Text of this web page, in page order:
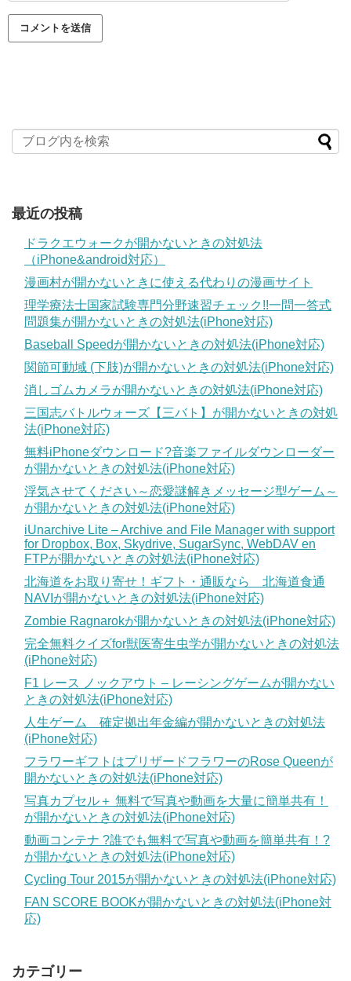
最近の投稿
ドラクエウォークが開かないときの対処法
（iPhone&android対応）
漫画村が開かないときに使える代わりの漫画サイト
理学療法士国家試験専門分野速習チェック!!一問一答式
問題集が開かないときの対処法(iPhone対応)
Baseball Speedが開かないときの対処法(iPhone対応)
関節可動域 (下肢)が開かないときの対処法(iPhone対応)
消しゴムカメラが開かないときの対処法(iPhone対応)
三国志バトルウォーズ【三バト】が開かないときの対処
法(iPhone対応)
無料iPhoneダウンロード?音楽ファイルダウンローダー
が開かないときの対処法(iPhone対応)
浮気させてください～恋愛謎解きメッセージ型ゲーム～
が開かないときの対処法(iPhone対応)
iUnarchive Lite – Archive and File Manager with support
for Dropbox, Box, Skydrive, SugarSync, WebDAV en
FTPが開かないときの対処法(iPhone対応)
北海道をお取り寄せ！ギフト・通販なら 北海道食通
NAVIが開かないときの対処法(iPhone対応)
Zombie Ragnarokが開かないときの対処法(iPhone対応)
完全無料クイズfor獣医寄生虫学が開かないときの対処法
(iPhone対応)
F1 レース ノックアウト – レーシングゲームが開かない
ときの対処法(iPhone対応)
人生ゲーム 確定拠出年金編が開かないときの対処法
(iPhone対応)
フラワーギフトはプリザードフラワーのRose Queenが
開かないときの対処法(iPhone対応)
写真カプセル＋ 無料で写真や動画を大量に簡単共有！
が開かないときの対処法(iPhone対応)
動画コンテナ ?誰でも無料で写真や動画を簡単共有！?
が開かないときの対処法(iPhone対応)
Cycling Tour 2015が開かないときの対処法(iPhone対応)
FAN SCORE BOOKが開かないときの対処法(iPhone対
応)
カテゴリー